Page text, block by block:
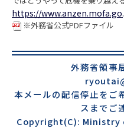
https://
※外務省公式PDFファイル
外務省領事
本メールの配信停止をご
スまでご
Copyright(C):